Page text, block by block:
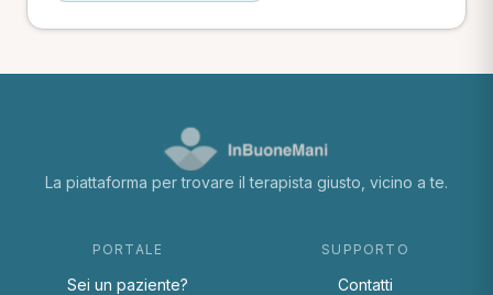
La piattaforma per trovare il terapista giusto, vicino a te.
PORTALE
Sei un paziente?
SUPPORTO
Contatti